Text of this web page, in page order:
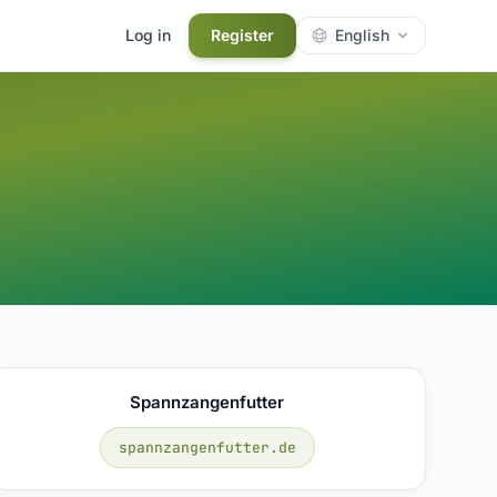
Log in Register English
Spannzangenfutter
spannzangenfutter.de